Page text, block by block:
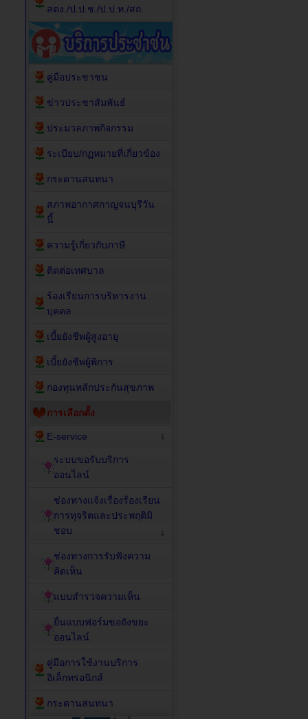
สตง./ป.ป.ช./ป.ป.ท./สถ.
คู่มือประชาชน
ข่าวประชาสัมพันธ์
ประมวลภาพกิจกรรม
ระเบียบ/กฏหมายที่เกี่ยวข้อง
กระดานสนทนา
สภาพอากาศกาญจนบุรีวัน
นี้
ความรู้เกี่ยวกับภาษี
ติดต่อเทศบาล
ร้องเรียนการบริหารงาน
บุคคล
เบี้ยยังชีพผู้สูงอายุ
เบี้ยยังชีพผู้พิการ
กองทุนหลักประกันสุขภาพ
การเลือกตั้ง
E-service
ระบบขอรับบริการ
ออนไลน์
ช่องทางแจ้งเรื่องร้องเรียน
การทุจริตและประพฤติมิ
ชอบ
ช่องทางการรับฟังความ
คิดเห็น
แบบสำรวจความเห็น
ยื่นแบบฟอร์มขอถังขยะ
ออนไลน์
คู่มือการใช้งานบริการ
อิเล็กทรอนิกส์
กระดานสนทนา